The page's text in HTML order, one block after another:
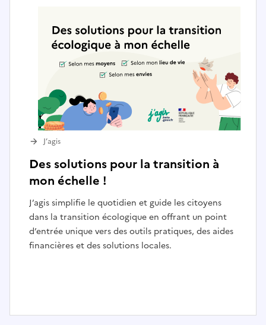
Des solutions pour la transition à
mon échelle !
J’agis simplifie le quotidien et guide les citoyens
dans la transition écologique en offrant un point
d’entrée unique vers des outils pratiques, des aides
financières et des solutions locales.
J’agis